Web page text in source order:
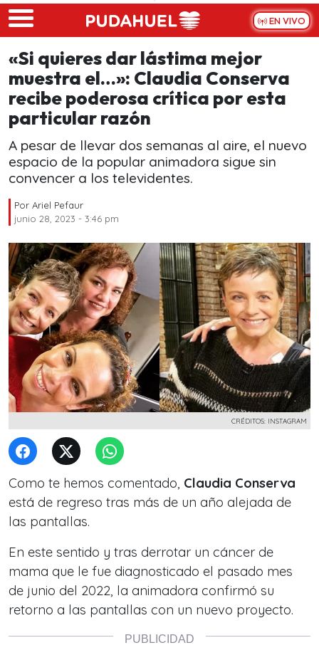
Skip to main content
EN VIVO
«Si quieres dar lástima mejor
muestra el…»: Claudia Conserva
recibe poderosa crítica por esta
particular razón
A pesar de llevar dos semanas al aire, el nuevo
espacio de la popular animadora sigue sin
convencer a los televidentes.
Por Ariel Pefaur
junio 28, 2023 - 3:46 pm
CRÉDITOS: INSTAGRAM
Como te hemos comentado, Claudia Conserva
está de regreso tras más de un año alejada de
las pantallas.
En este sentido y tras derrotar un cáncer de
mama que le fue diagnosticado el pasado mes
de junio del 2022, la animadora confirmó su
retorno a las pantallas con un nuevo proyecto.